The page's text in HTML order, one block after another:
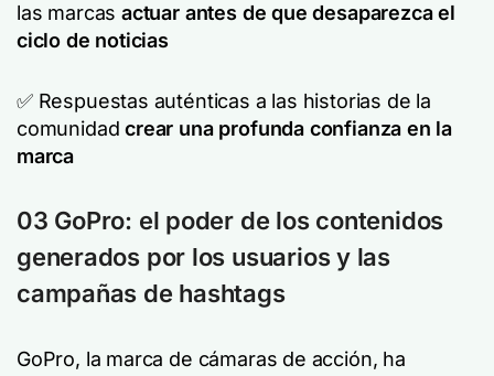
las marcasactuar antes de que desaparezca el
ciclo de noticias
✅ Respuestas auténticas a las historias de la
comunidadcrear una profunda confianza en la
marca
03 GoPro: el poder de los contenidos
generados por los usuarios y las
campañas de hashtags
GoPro, la marca de cámaras de acción, ha